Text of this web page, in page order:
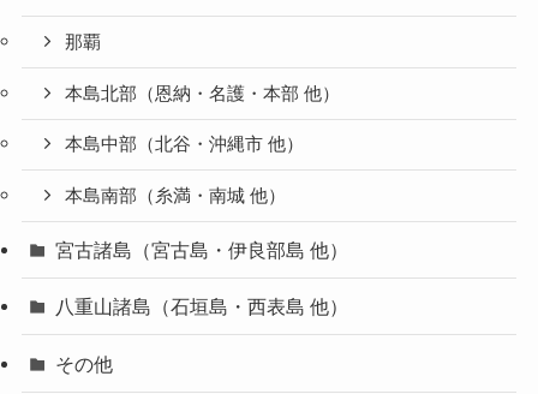
那覇
本島北部（恩納・名護・本部 他）
本島中部（北谷・沖縄市 他）
本島南部（糸満・南城 他）
宮古諸島（宮古島・伊良部島 他）
八重山諸島（石垣島・西表島 他）
その他